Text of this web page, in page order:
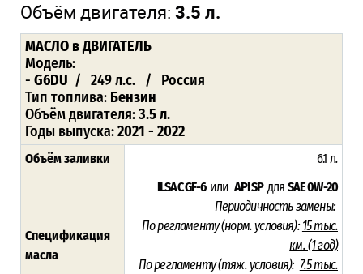
Объём двигателя: 3.5 л.
МАСЛО в ДВИГАТЕЛЬ
Модель:
- G6DU / 249 л.с. / Россия
Тип топлива: Бензин
Объём двигателя:3.5 л.
Годы выпуска:2021 - 2022
Объём заливки 6.1 л.
Спецификация
масла
ILSAC GF-6 или API SP для SAE 0W-20
Периодичность замены:
По регламенту (норм. условия): 15 тыс.
км.(1 год)
По регламенту (тяж. условия): 7.5 тыс.